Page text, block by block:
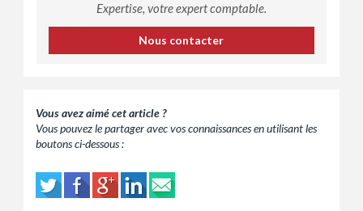
Expertise, votre expert comptable.
Nous contacter
Vous avez aimé cet article ?
Vous pouvez le partager avec vos connaissances en utilisant les
boutons ci-dessous :